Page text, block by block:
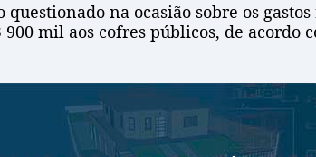
na ocasião sobre os
900 mil aos cofres públicos, de